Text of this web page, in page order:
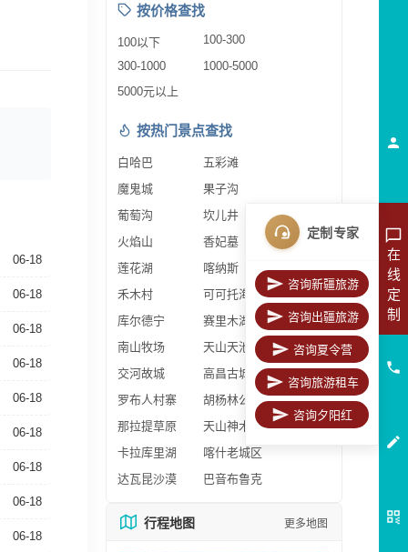
06-18
06-18
06-18
06-18
06-18
06-18
06-18
06-18
06-18
按价格查找
100以下
100-300
300-1000
1000-5000
5000元以上
按热门景点查找
白哈巴
五彩滩
魔鬼城
果子沟
葡萄沟
坎儿井
火焰山
香妃墓
莲花湖
喀纳斯
禾木村
可可托海
库尔德宁
赛里木湖
南山牧场
天山天池
交河故城
高昌古城
罗布人村寨
胡杨林公园
那拉提草原
天山神木园
卡拉库里湖
喀什老城区
达瓦昆沙漠
巴音布鲁克
行程地图 更多地图
在
线
定
制
定制专家
咨询新疆旅游
咨询出疆旅游
咨询夏令营
咨询旅游租车
咨询夕阳红